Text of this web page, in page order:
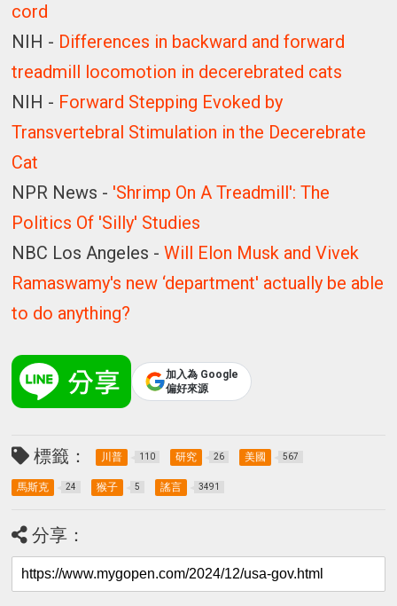
cord
NIH - Differences in backward and forward
treadmill locomotion in decerebrated cats
NIH - Forward Stepping Evoked by
Transvertebral Stimulation in the Decerebrate
Cat
NPR News - 'Shrimp On A Treadmill': The
Politics Of 'Silly' Studies
NBC Los Angeles -Will Elon Musk and Vivek
Ramaswamy's new ‘department' actually be able
to do anything?
加入為 Google
偏好來源
標籤： 川普 110 研究 26 美國 567
馬斯克 24 猴子 5 謠言 3491
分享：